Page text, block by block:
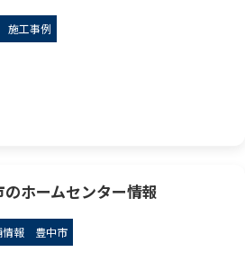
施工事例
のホームセンター情報
情報 豊中市